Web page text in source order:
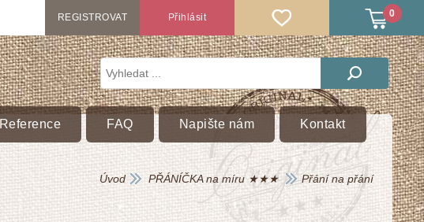
REGISTROVAT Přihlásit 0
Reference FAQ Napište nám Kontakt
Úvod PŘÁNÍČKA na míru ★★★ Přání na přání